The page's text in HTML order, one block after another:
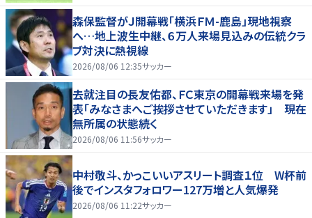
森保監督がＪ開幕戦「横浜ＦＭ-鹿島」現地視察
へ…地上波生中継、６万人来場見込みの伝統クラ
ブ対決に熱視線
2026/08/06 12:35サッカー
去就注目の長友佑都、ＦＣ東京の開幕戦来場を発
表「みなさまへご挨拶させていただきます」 現在
無所属の状態続く
2026/08/06 11:56サッカー
中村敬斗、かっこいいアスリート調査１位 W杯前
後でインスタフォロワー127万増と人気爆発
2026/08/06 11:22サッカー